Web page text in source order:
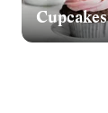
Cupcakes